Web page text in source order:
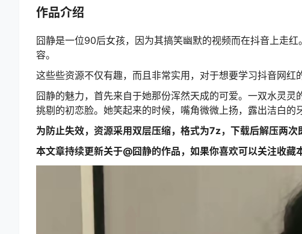
作品介绍
囧静是一位90后女孩，因为其搞笑幽默的视频而在抖音上走
容。
这些些资源不仅有趣，而且非常实用，对于想要学习抖音网红
囧静的魅力，首先来自于她那份浑然天成的可爱。一双水灵
挑剔的初恋脸。她笑起来的时候，嘴角微微上扬，露出洁白的
为防止失效，资源采用双层压缩，格式为7z，下载后解压两次
本文章持续更新关于@囧静的作品，如果你喜欢可以关注收藏